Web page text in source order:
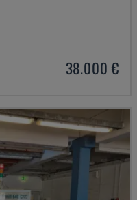
38.000 €